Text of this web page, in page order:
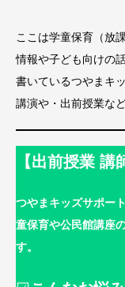
ここは学童保育（放
情報や子ども向けの
書いているつやまキ
講演や・出前授業な
【出前授業 講
つやまキッズサポー
童保育や公民館講座
す。